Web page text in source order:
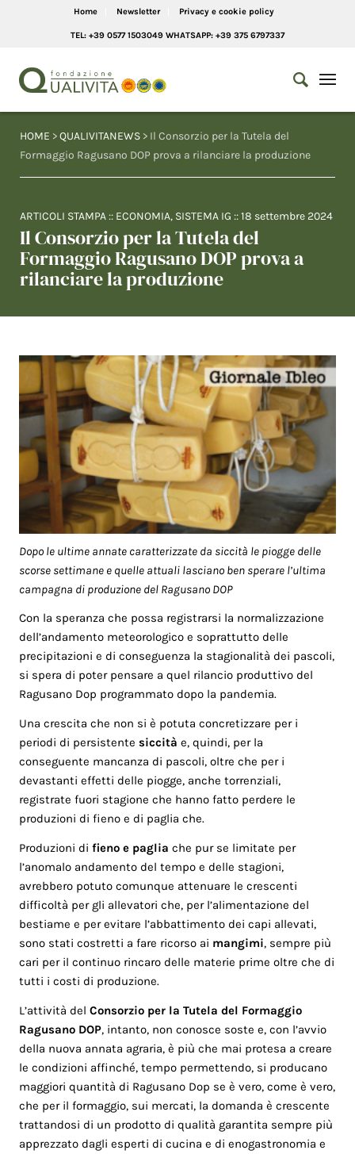
Home Newsletter Privacy e cookie policy
TEL: +39 0577 1503049 WHATSAPP: +39 375 6797337
HOME >QUALIVITANEWS > Il Consorzio per la Tutela del
Formaggio Ragusano DOP prova a rilanciare la produzione
ARTICOLI STAMPA :: ECONOMIA, SISTEMA IG ::18 settembre 2024
Il Consorzio per la Tutela del
Formaggio Ragusano DOP prova a
rilanciare la produzione
Dopo le ultime annate caratterizzate da siccità le piogge delle
scorse settimane e quelle attuali lasciano ben sperare l’ultima
campagna di produzione del Ragusano DOP
Con la speranza che possa registrarsi la normalizzazione
dell’andamento meteorologico e soprattutto delle
precipitazioni e di conseguenza la stagionalità dei pascoli,
si spera di poter pensare a quel rilancio produttivo del
Ragusano Dop programmato dopo la pandemia.
Una crescita che non si è potuta concretizzare per i
periodi di persistentesiccità e, quindi, per la
conseguente mancanza di pascoli, oltre che per i
devastanti effetti delle piogge, anche torrenziali,
registrate fuori stagione che hanno fatto perdere le
produzioni di fieno e di paglia che.
Produzioni difieno e paglia che pur se limitate per
l’anomalo andamento del tempo e delle stagioni,
avrebbero potuto comunque attenuare le crescenti
difficoltà per gli allevatori che, per l’alimentazione del
bestiame e per evitare l’abbattimento dei capi allevati,
sono stati costretti a fare ricorso ai mangimi, sempre più
cari per il continuo rincaro delle materie prime oltre che di
tutti i costi di produzione.
L’attività delConsorzio per la Tutela del Formaggio
Ragusano DOP, intanto, non conosce soste e, con l’avvio
della nuova annata agraria, è più che mai protesa a creare
le condizioni affinché, tempo permettendo, si producano
maggiori quantità di Ragusano Dop se è vero, come è vero,
che per il formaggio, sui mercati, la domanda è crescente
trattandosi di un prodotto di qualità garantita sempre più
apprezzato dagli esperti di cucina e di enogastronomia e